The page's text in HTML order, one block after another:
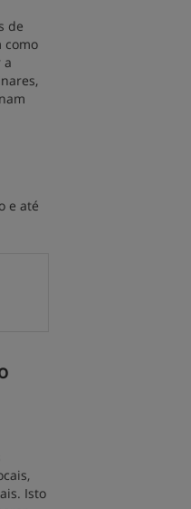
de
como
a
e até
Isto